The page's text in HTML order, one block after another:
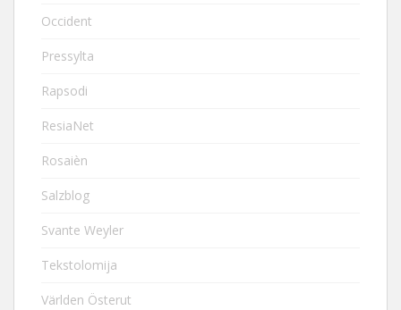
Occident
Pressylta
Rapsodi
ResiaNet
Rosaièn
Salzblog
Svante Weyler
Tekstolomija
Världen Österut